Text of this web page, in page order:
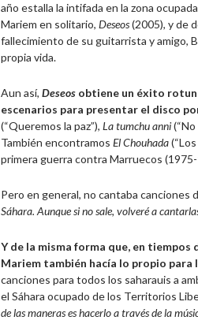
año estalla la intifada en la zona
Mariem en solitario, Deseos(2005), y de
fallecimiento de su guitarrista y amigo,
propia vida.
Aun así, Deseos obtiene un éxito
escenarios para presentar el disco
(“Queremos la paz”), La tumchu anni
También encontramos El Chouhada
primera guerra contra Marruecos
Pero en general, no cantaba canciones
Sáhara. Aunque si no sale, volveré a
Y de la misma forma que, en
Mariem también hacía lo propio para
canciones para todos los saharauis a
el Sáhara ocupado de los Territorios
de las maneras es hacerlo a través de la